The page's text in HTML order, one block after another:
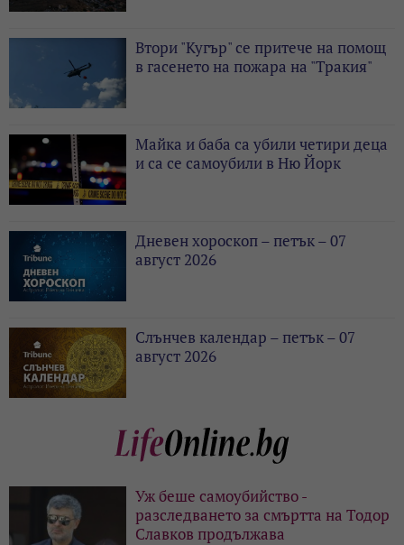
Втори "Кугър" се притече на помощ
в гасенето на пожара на "Тракия"
Майка и баба са убили четири деца
и са се самоубили в Ню Йорк
Дневен хороскоп – петък – 07
август 2026
Слънчев календар – петък – 07
август 2026
Уж беше самоубийство -
разследването за смъртта на Тодор
Славков продължава